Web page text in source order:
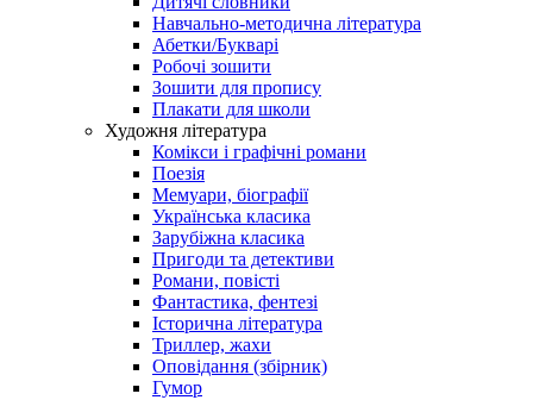
Навчально-методична література
Абетки/Букварі
Робочі зошити
Зошити для пропису
Плакати для школи
Художня література
Комікси і графічні романи
Поезія
Мемуари, біографії
Українська класика
Зарубіжна класика
Пригоди та детективи
Романи, повісті
Фантастика, фентезі
Історична література
Триллер, жахи
Оповідання (збірник)
Гумор